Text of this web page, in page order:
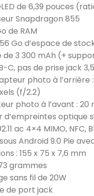
de 6,39 pouces
Snapdragon 855
de RAM
Go d’espace de
de 3 300 mAh (+
C, pas de prise jack
photo à l’arrière
(f/2.2)
photo à l’avant : 20
d’empreintes optique
ac 4×4 MIMO,
Android 9.0 Pie
: 155 x 75 x 7,6 mm
grammes
sans fil de 20W
de port jack